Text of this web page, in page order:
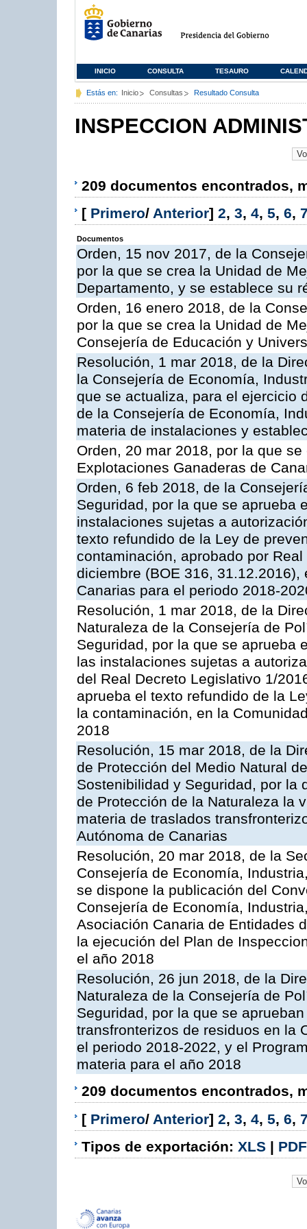
INICIO CONSULTA TESAURO
Estás en: Inicio Consultas Resultado Consulta
INSPECCION
209 documentos encontrados,
[ Primero/ Anterior] 2, 3, 4, 5, 6,
Documentos
Orden, 15 nov 2017, de la
por la que se crea la Unidad de
Departamento, y se establece su
Orden, 16 enero 2018, de la
por la que se crea la Unidad de
Consejería de Educación y
Resolución, 1 mar 2018, de la
la Consejería de Economía,
que se actualiza, para el ejercicio
de la Consejería de Economía,
materia de instalaciones y
Orden, 20 mar 2018, por la que
Explotaciones Ganaderas de
Orden, 6 feb 2018, de la
Seguridad, por la que se aprueba
instalaciones sujetas a
texto refundido de la Ley de
contaminación, aprobado por
diciembre (BOE 316,
Canarias para el periodo 2018-
Resolución, 1 mar 2018, de la
Naturaleza de la Consejería de
Seguridad, por la que se aprueba
las instalaciones sujetas a
del Real Decreto Legislativo 1/
aprueba el texto refundido de la
la contaminación, en la
2018
Resolución, 15 mar 2018, de la
de Protección del Medio Natural
Sostenibilidad y Seguridad, por la
de Protección de la Naturaleza la
materia de traslados
Autónoma de Canarias
Resolución, 20 mar 2018, de la
Consejería de Economía,
se dispone la publicación del
Consejería de Economía,
Asociación Canaria de Entidades
la ejecución del Plan de
el año 2018
Resolución, 26 jun 2018, de la
Naturaleza de la Consejería de
Seguridad, por la que se
transfronterizos de residuos en la
el periodo 2018-2022, y el
materia para el año 2018
209 documentos encontrados,
[ Primero/ Anterior] 2, 3, 4, 5, 6,
Tipos de exportación: XLS | PDF